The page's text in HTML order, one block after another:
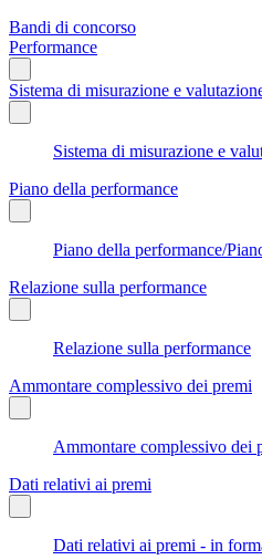
Bandi di concorso
Performance
Sistema di misurazione e
Sistema di misurazione e
Piano della performance
Piano della performance/
Relazione sulla performance
Relazione sulla performance
Ammontare complessivo dei premi
Ammontare complessivo dei
Dati relativi ai premi
Dati relativi ai premi - in